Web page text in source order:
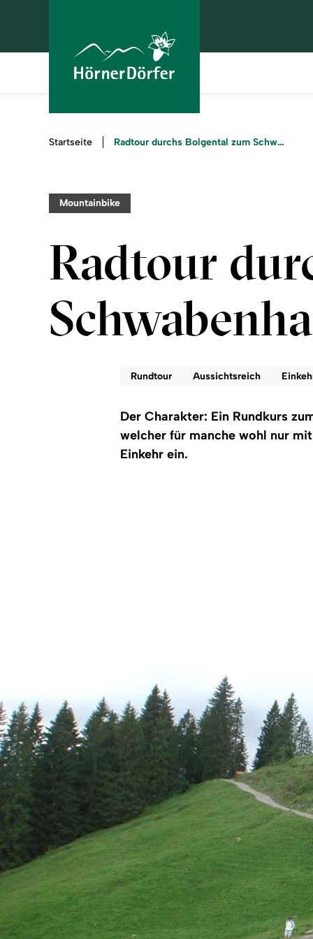
Sie
Startseite Radtour durchs Bolgental zum Schwabenhaus bei Bolsterlang
Mountainbike
Radtour
Rundtour Aussichtsreich
Der Charakter: Ein Rundkurs
welcher für manche wohl nur
Einkehr ein.